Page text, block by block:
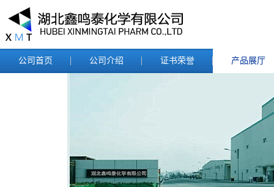
公司首页 公司介绍 证书荣誉 产品展厅